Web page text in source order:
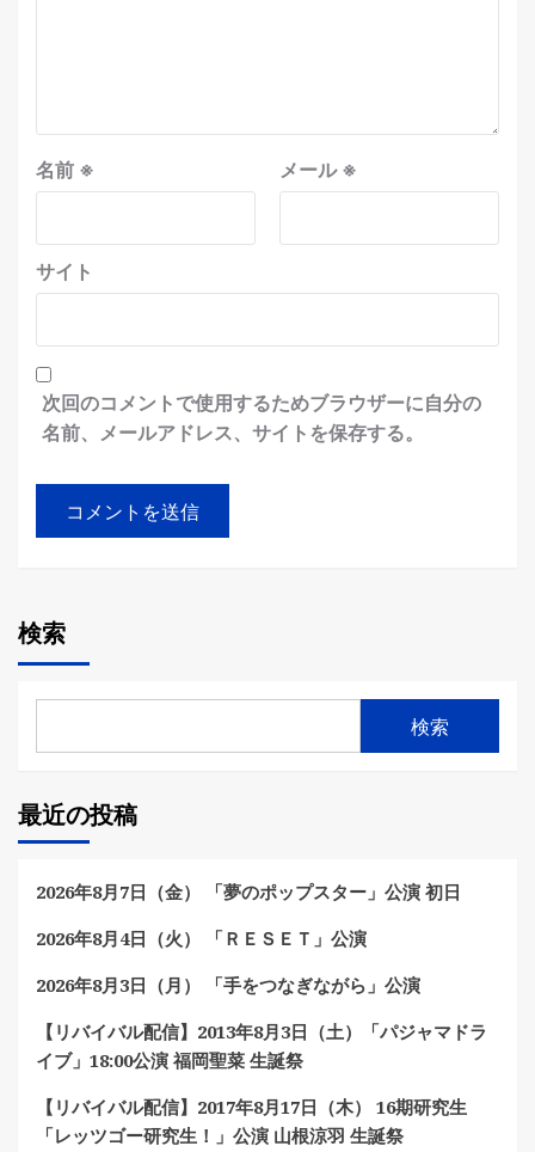
名前 ※ メール※
サイト
次回のコメントで使用するためブラウザーに自分の
名前、メールアドレス、サイトを保存する。
検索
検索
最近の投稿
2026年8月7日（金） 「夢のポップスター」公演 初日
2026年8月4日（火） 「ＲＥＳＥＴ」公演
2026年8月3日（月） 「手をつなぎながら」公演
【リバイバル配信】2013年8月3日（土）「パジャマドラ
イブ」18:00公演 福岡聖菜 生誕祭
【リバイバル配信】2017年8月17日（木） 16期研究生
「レッツゴー研究生！」公演 山根涼羽 生誕祭